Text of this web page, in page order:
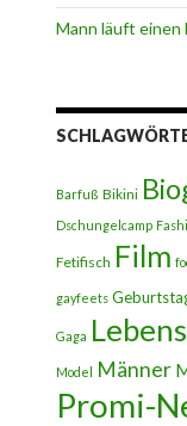
Mann läuft einen
Barfuß Bikini
Dschungelcamp
Fetifisch Film
gayfeets
Gaga
Model Männer
Promi-